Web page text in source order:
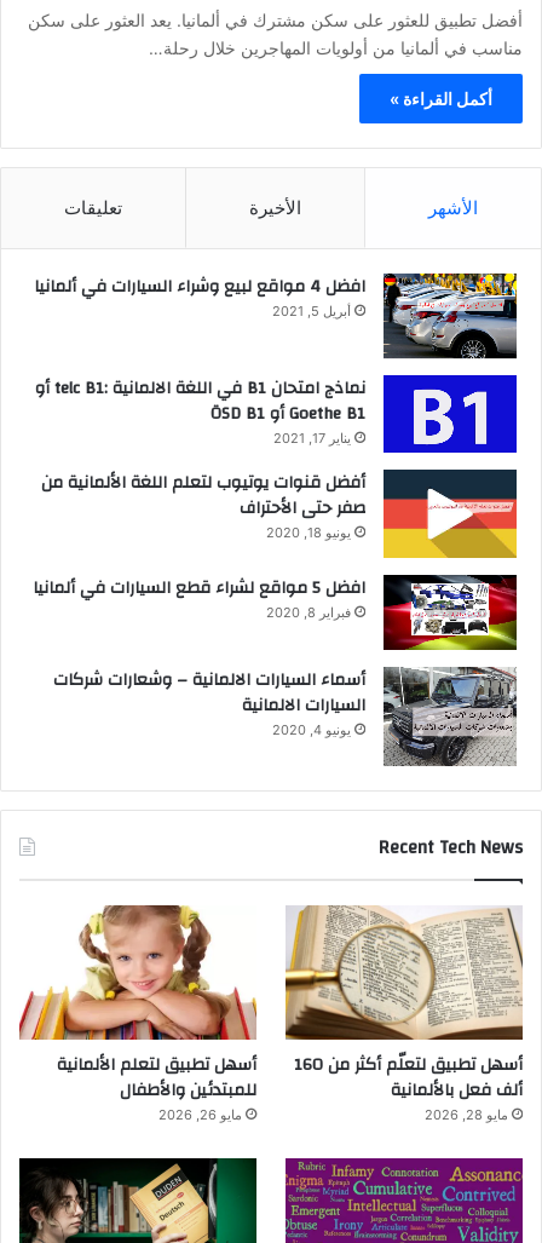
أفضل تطبيق للعثور على سكن مشترك في ألمانيا. يعد العثور على سكن
مناسب في ألمانيا من أولويات المهاجرين خلال رحلة…
أكمل القراءة »
الأشهر الأخيرة تعليقات
افضل 4 مواقع لبيع وشراء السيارات في ألمانيا
أبريل 5, 2021
نماذج امتحان B1 في اللغة الالمانية :telc B1 أو
Goethe B1 أو ÖSD B1
يناير 17, 2021
أفضل قنوات يوتيوب لتعلم اللغة الألمانية من
صفر حتى الأحتراف
يونيو 18, 2020
افضل 5 مواقع لشراء قطع السيارات في ألمانيا
فبراير 8, 2020
أسماء السيارات الالمانية – وشعارات شركات
السيارات الالمانية
يونيو 4, 2020
Recent Tech News
أسهل تطبيق لتعلّم أكثر من 160
ألف فعل بالألمانية
مايو 28, 2026
أسهل تطبيق لتعلم الألمانية
للمبتدئين والأطفال
مايو 26, 2026